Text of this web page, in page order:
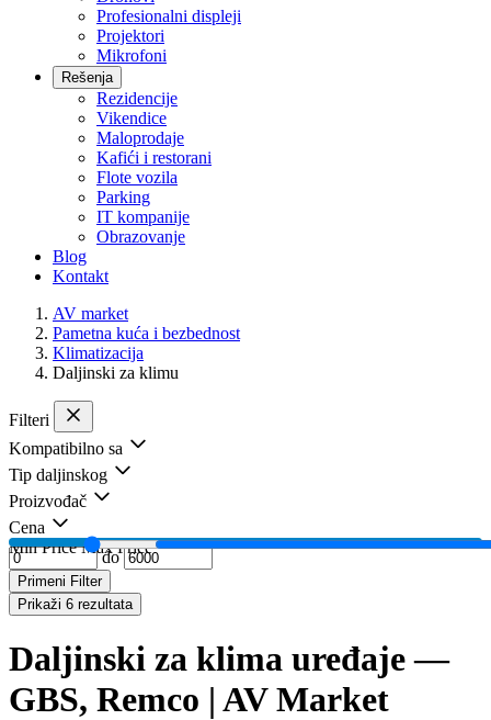
Profesionalni displeji
Projektori
Mikrofoni
Rešenja
Rezidencije
Vikendice
Maloprodaje
Kafići i restorani
Flote vozila
Parking
IT kompanije
Obrazovanje
Blog
Kontakt
AV market
Pametna kuća i bezbednost
Klimatizacija
Daljinski za klimu
Filteri
Kompatibilno sa
Tip daljinskog
Proizvođač
Cena
Min Price Max Price
do
Primeni Filter
Prikaži 6 rezultata
Daljinski za klima uređaje —
GBS, Remco | AV Market